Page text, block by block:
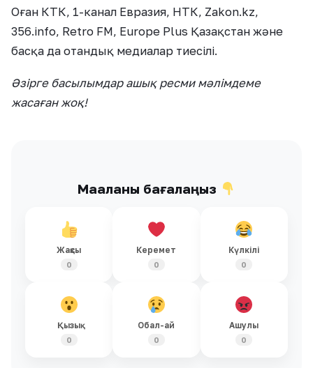
Оған КТК, 1-канал Евразия, НТК, Zakon.kz,
356.info, Retro FM, Europe Plus Қазақстан және
басқа да отандық медиалар тиесілі.
Әзірге басылымдар ашық ресми мәлімдеме
жасаған жоқ!
Мақаланы бағалаңыз
Жақсы
0
Керемет
0
Күлкілі
0
Қызық
0
Обал-ай
0
Ашулы
0